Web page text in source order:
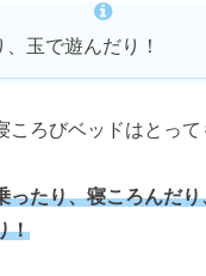
玉で遊んだり！
ころびベッドはとって
ったり、寝ころんだ
！